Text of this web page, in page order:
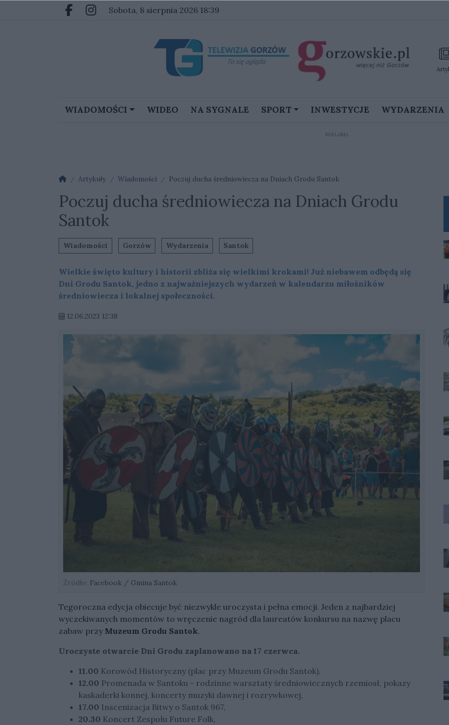
Przejdź do głównych treści
Przejdź do głównego menu
Facebook.com
Instagram.com
sobota, 8 sierpnia 2026 18:39
WIADOMOŚCI WIDEO NA SYGNALE SPORT INWESTYCJE WYDARZENIA
REKLAMA
Strona główna
Artykuły Wiadomości Poczuj ducha średniowiecza na Dniach Grodu Santok
Poczuj ducha średniowiecza na Dniach Grodu
Santok
Wiadomości Gorzów Wydarzenia Santok
Wielkie święto kultury i historii zbliża się wielkimi krokami! Już niebawem odbędą się
Dni Grodu Santok, jedno z najważniejszych wydarzeń w kalendarzu miłośników
średniowiecza i lokalnej społeczności.
12.06.2023 12:38
Źródło: Facebook / Gmina Santok
Tegoroczna edycja obiecuje być niezwykle uroczysta i pełna emocji. Jeden z najbardziej
wyczekiwanych momentów to wręczenie nagród dla laureatów konkursu na nazwę placu
zabaw przy Muzeum Grodu Santok.
Uroczyste otwarcie Dni Grodu zaplanowano na 17 czerwca.
11.00 Korowód Historyczny (plac przy Muzeum Grodu Santok),
12.00 Promenada w Santoku - rodzinne warsztaty średniowiecznych rzemiosł, pokazy
kaskaderki konnej, koncerty muzyki dawnej i rozrywkowej,
17.00 Inscenizacja Bitwy o Santok 967,
20.30 Koncert Zespołu Future Folk,